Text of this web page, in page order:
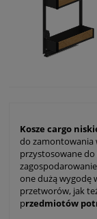
Kosze cargo
do zamontowania
przystosowane do
one dużą wygodę
przetworów, jak
przedmiotów